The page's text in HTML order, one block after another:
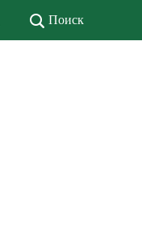
Поиск